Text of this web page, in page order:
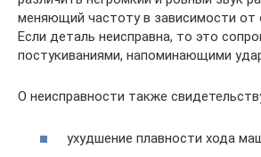
меняющий частоту в зависимости
Если деталь неисправна, то это
постукиваниями, напоминающими
О неисправности также
ухудшение плавности хода